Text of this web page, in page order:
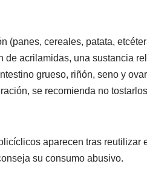
(panes, cereales, patata,
acrilamidas, una sustancia
grueso, riñón, seno y
se recomienda no
aparecen tras reutilizar
su consumo abusivo.